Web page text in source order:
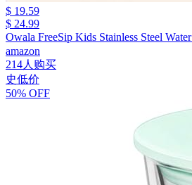
$ 19.59
$ 24.99
Owala FreeSip Kids Stainless Steel
amazon
214人购买
史低价
50% OFF